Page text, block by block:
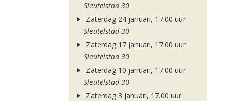
Sleutelstad 30
Zaterdag 24 januari, 17.00 uur
Sleutelstad 30
Zaterdag 17 januari, 17.00 uur
Sleutelstad 30
Zaterdag 10 januari, 17.00 uur
Sleutelstad 30
Zaterdag 3 januari, 17.00 uur